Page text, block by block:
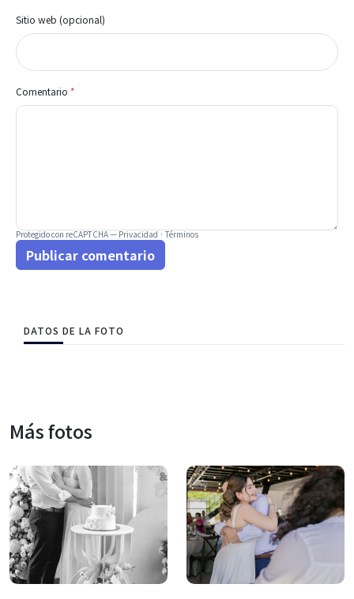
Sitio web (opcional)
Comentario *
Protegido con reCAPTCHA —Privacidad·Términos
Publicar comentario
DATOS DE LA FOTO
Más fotos